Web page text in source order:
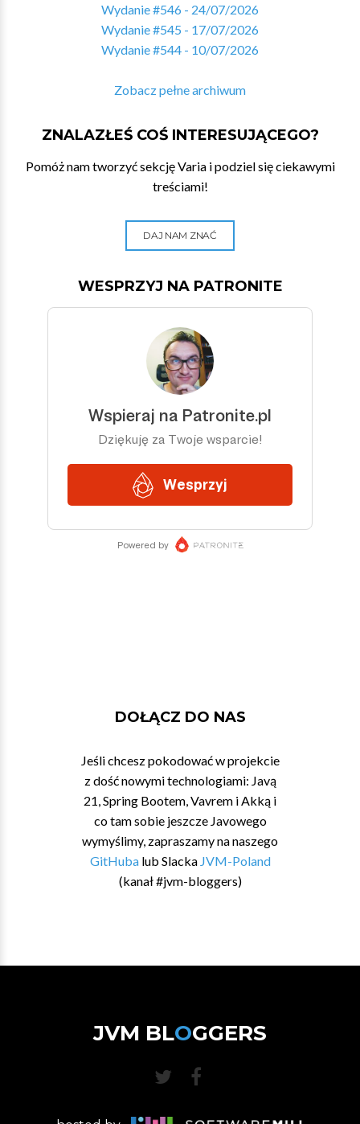
Wydanie #546 - 24/07/2026
Wydanie #545 - 17/07/2026
Wydanie #544 - 10/07/2026
Zobacz pełne archiwum
ZNALAZŁEŚ COŚ INTERESUJĄCEGO?
Pomóż nam tworzyć sekcję Varia i podziel się ciekawymi
treściami!
DAJ NAM ZNAĆ
WESPRZYJ NA PATRONITE
DOŁĄCZ DO NAS
Jeśli chcesz pokodować w projekcie
z dość nowymi technologiami: Javą
21, Spring Bootem, Vavrem i Akką i
co tam sobie jeszcze Javowego
wymyślimy, zapraszamy na naszego
GitHubalub Slacka JVM-Poland
(kanał #jvm-bloggers)
JVM BLOGGERS